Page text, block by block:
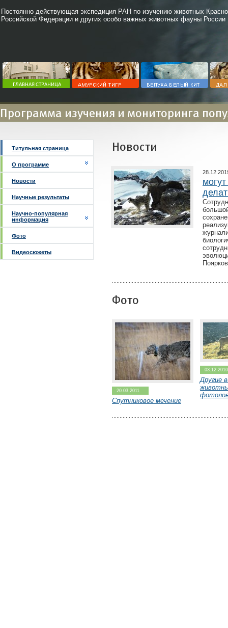
Постоянно действующая экспедиция РАН по изучению животных
Российской Федерации и других особо важных животных фауны России
Программа изучения и мониторинга
Титульная страница
О программе
Новости
Научные результаты
Научно-популярная
информация
Фото
Видеосюжеты
Новости
Фото
20.03.2011
Спутниковое мечение
03.12.2010
Другие